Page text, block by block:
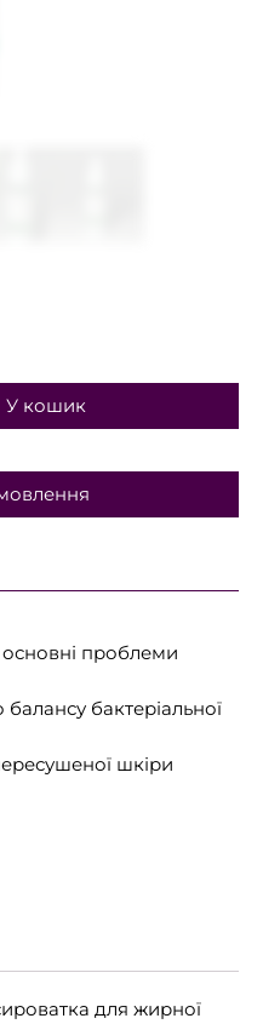
У кошик
проблеми
бактеріальної
шкіри
для жирної